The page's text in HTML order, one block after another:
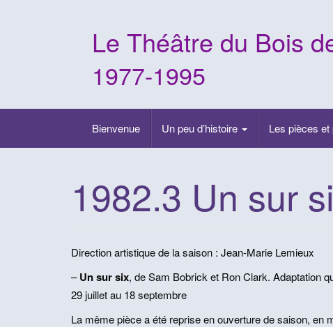
Le Théâtre du Bois
1977-1995
Bienvenue Un peu d’histoire Les pièces et
1982.3 Un sur
Direction artistique de la saison : Jean-Marie Lemieux
–Un sur six, de Sam Bobrick et Ron Clark. Adaptation
29 juillet au 18 septembre
La même pièce a été reprise en ouverture de saison,